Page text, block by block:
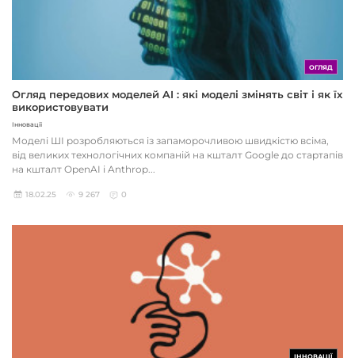
ОГЛЯД
Огляд передових моделей AI : які моделі змінять світ і як їх
використовувати
Інновації
Моделі ШІ розробляються із запаморочливою швидкістю всіма,
від великих технологічних компаній на кшталт Google до стартапів
на кшталт OpenAI і Anthrop...
18.02.25 9 267 0
ІННОВАЦІЇ